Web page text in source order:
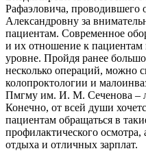
Рафаэловича,
Александровну за
пациентам. Современное
и их отношение к пациентам
уровне. Пройдя ранее
несколько операций, можно
колопроктологии и
Пмгму им. И. М. Сеченова –
Конечно, от всей души
пациентам обращаться в
профилактического
отдыха и отличных зарплат.